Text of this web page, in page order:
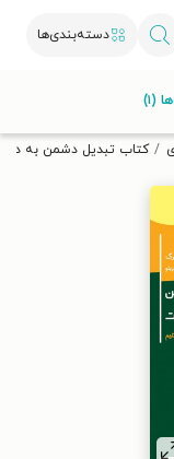
دسته‌بندی‌ها
کتاب تبدیل دشمن به
(۱)